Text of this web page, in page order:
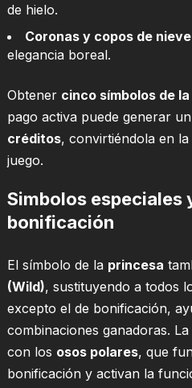
de hielo.
Coronas y copos de nieve
elegancia boreal.
Obtener cinco símbolos de
pago activa puede generar
créditos, convirtiéndola en
juego.
Simbolos especiales
bonificación
El símbolo de la princesa
(Wild), sustituyendo a todos
excepto el de bonificación,
combinaciones ganadoras.
con los osos polares, que
bonificación y activan la